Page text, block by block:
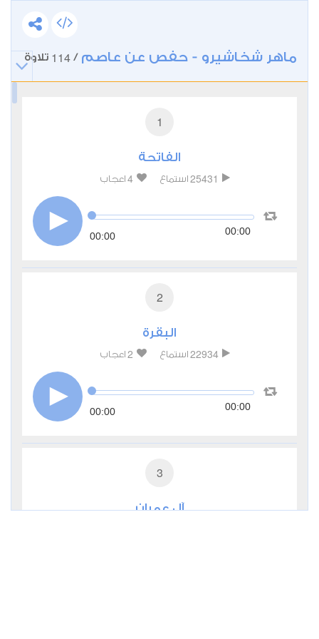
ماهر شخاشيرو - حفص عن عاصم /
114 تلاوة
1
الفاتحة
25431 استماع 4 اعجاب
00:00 00:00
2
البقرة
22934 استماع 2 اعجاب
00:00 00:00
3
آل عمران